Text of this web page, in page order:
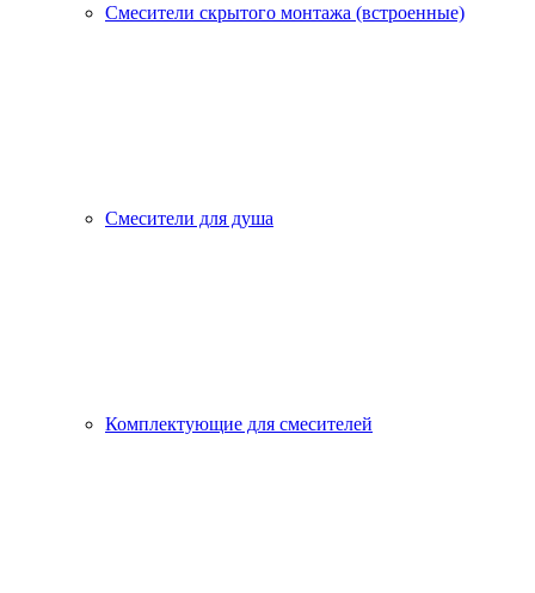
Смесители скрытого монтажа (встроенные)
Смесители для душа
Комплектующие для смесителей